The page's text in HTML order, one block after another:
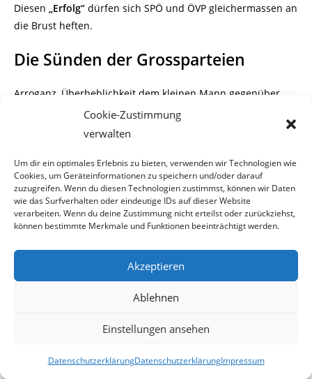
Cookie-Zustimmung
verwalten
Um dir ein optimales Erlebnis zu bieten, verwenden wir Technologien wie
Cookies, um Geräteinformationen zu speichern und/oder darauf
zuzugreifen. Wenn du diesen Technologien zustimmst, können wir Daten
wie das Surfverhalten oder eindeutige IDs auf dieser Website
verarbeiten. Wenn du deine Zustimmung nicht erteilst oder zurückziehst,
können bestimmte Merkmale und Funktionen beeinträchtigt werden.
Akzeptieren
Ablehnen
Einstellungen ansehen
DatenschutzerklärungDatenschutzerklärungImpressum
Diesen „Erfolg“ dürfen sich SPÖ und ÖVP gleichermassen an
die Brust heften.
Die Sünden der Grossparteien
Arroganz, Überheblichkeit dem kleinen Mann gegenüber
und Abgehobenheit, waren
ein guter Nährboden für die Entwicklung der FPÖ. Ein Jörg
Haider wusste dies
voll auszunutzen und machte aus einer Minipartei einen
Regierungspartner.
gerechnet, der die Pläne von
Das wird der heutigen FPÖ aller Wahrscheinlichkeit nach
nicht mehr passieren.